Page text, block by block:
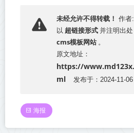
未经允许不得转载！ 作者:
以 超链接形式 并注明出处
cms模板网站 。
原文地址：
https://
ml
发布于：2024-11-06
海报